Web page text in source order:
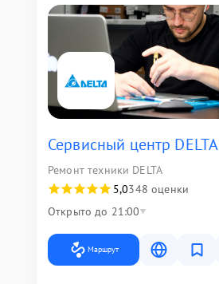
Сервисный центр DELTA
Ремонт техники DELTA
5,0348 оценки
Открыто до 21:00
Маршрут